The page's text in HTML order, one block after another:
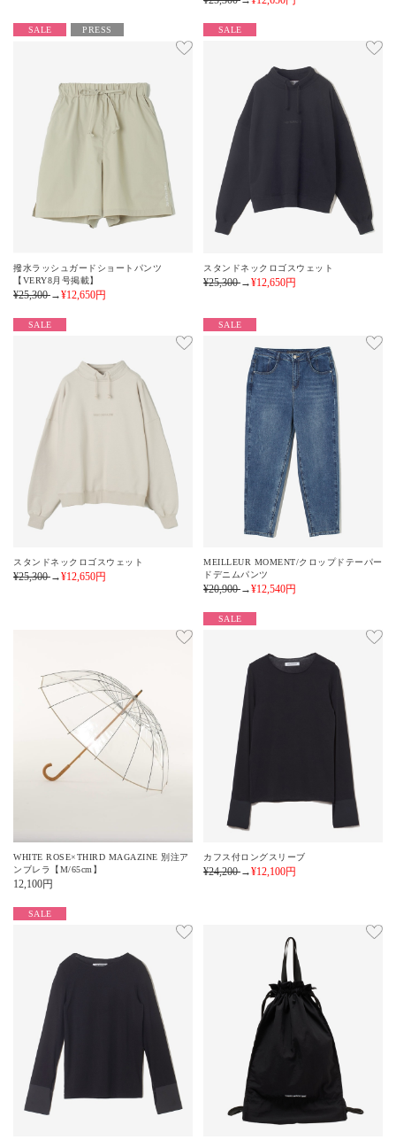
SALE PRESS
撥水ラッシュガードショートパンツ
【VERY8月号掲載】
¥25,300→¥12,650円
SALE
スタンドネックロゴスウェット
¥25,300→¥12,650円
SALE
スタンドネックロゴスウェット
¥25,300→¥12,650円
SALE
MEILLEUR MOMENT/クロップドテーパー
ドデニムパンツ
¥20,900→¥12,540円
WHITE ROSE×THIRD MAGAZINE 別注ア
ンブレラ【M/65cm】
12,100円
SALE
カフス付ロングスリーブ
¥24,200→¥12,100円
SALE